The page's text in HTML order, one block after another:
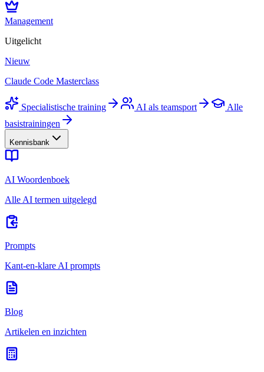
Management
Uitgelicht
Nieuw
Claude Code Masterclass
Specialistische training AI als teamsport
Alle
basistrainingen
Kennisbank
AI Woordenboek
Alle AI termen uitgelegd
Prompts
Kant-en-klare AI prompts
Blog
Artikelen en inzichten